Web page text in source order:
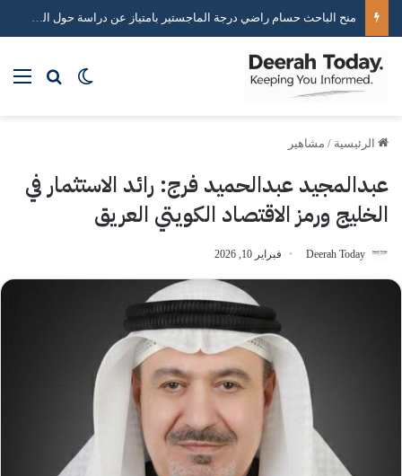
خبير استراتيجيات التواصل الاجتماعي محمد هاني يكشف أسرار صناعة التأثير الرقمي
بحثالوضع
الرئيسية / مشاهير
عبدالمجيد عبدالحميد فرج: رائد الاستثمار في
الخليج ورمز الاقتصاد الكويتي العريق
Deerah Today فبراير 10, 2026